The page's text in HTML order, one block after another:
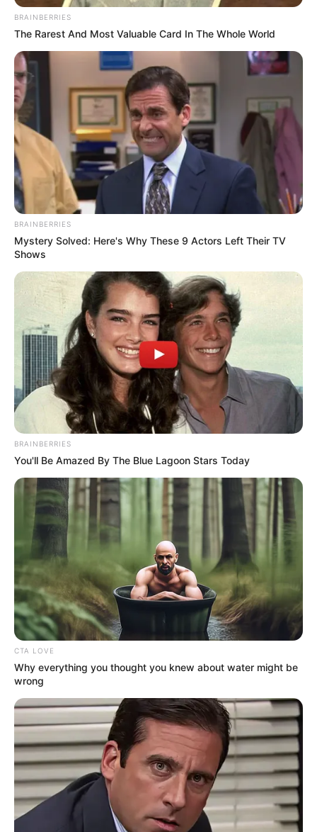
BRAINBERRIES
The Rarest And Most Valuable Card In The Whole World
BRAINBERRIES
Mystery Solved: Here's Why These 9 Actors Left Their TV
Shows
BRAINBERRIES
You'll Be Amazed By The Blue Lagoon Stars Today
CTA LOVE
Why everything you thought you knew about water might be
wrong